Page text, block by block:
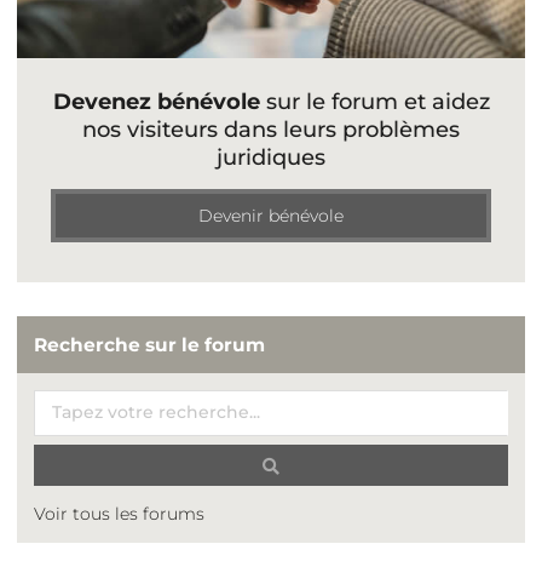
Devenez bénévolesur le forum et aidez
nos visiteurs dans leurs problèmes
juridiques
Devenir bénévole
Recherche sur le forum
Voir tous les forums